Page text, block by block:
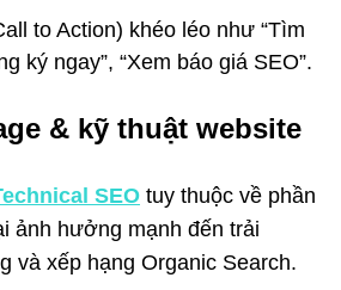
to Action) khéo léo như “Tìm
ký ngay”, “Xem báo giá SEO”.
& kỹ thuật website
SEO tuy thuộc về phần
ảnh hưởng mạnh đến trải
và xếp hạng Organic Search.